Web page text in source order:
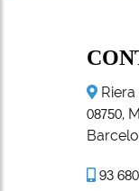
08750,
93